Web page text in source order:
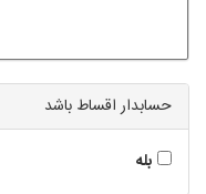
حسابدار اقساط باشد
بله